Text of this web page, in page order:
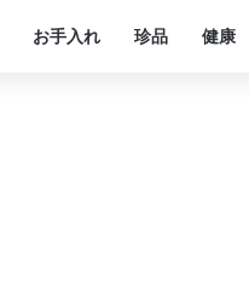
お手入れ 珍品 健康